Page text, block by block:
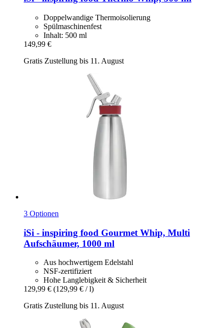
Doppelwandige Thermoisolierung
Spülmaschinenfest
Inhalt: 500 ml
149,99 €
Gratis Zustellung bis 11. August
3 Optionen
iSi - inspiring food Gourmet Whip, Multi
Aufschäumer, 1000 ml
Aus hochwertigem Edelstahl
NSF-zertifiziert
Hohe Langlebigkeit & Sicherheit
129,99 € (129,99 € / l)
Gratis Zustellung bis 11. August